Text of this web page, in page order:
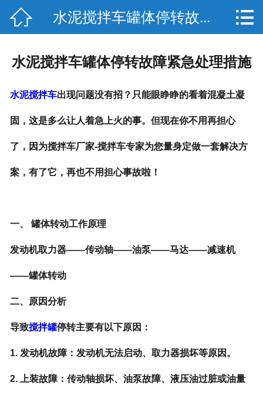
 网站首页
 水泥搅拌车罐体停转故... 
水泥搅拌车罐体停转故障紧急处理措施
水泥搅拌车出现问题没有招？只能眼睁睁的看着混凝土凝
固，这是多么让人着急上火的事。但现在你不用再担心
了，因为搅拌车厂家-搅拌车专家为您量身定做一套解决方
案，有了它，再也不用担心事故啦！
一、 罐体转动工作原理
发动机取力器——传动轴——油泵——马达——减速机
——罐体转动
二、原因分析
导致搅拌罐停转主要有以下原因：
1. 发动机故障：发动机无法启动、取力器损坏等原因。
2. 上装故障：传动轴损坏、油泵故障、液压油过脏或油量